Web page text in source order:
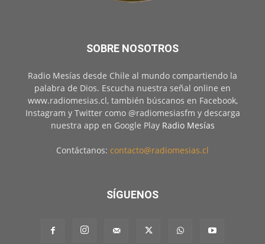
SOBRE NOSOTROS
Radio Mesías desde Chile al mundo compartiendo la
palabra de Dios. Escucha nuestra señal online en
www.radiomesias.cl, también búscanos en Facebook,
Instagram y Twitter como @radiomesiasfm y descarga
nuestra app en Google Play Radio Mesías
Contáctanos: contacto@radiomesias.cl
SÍGUENOS